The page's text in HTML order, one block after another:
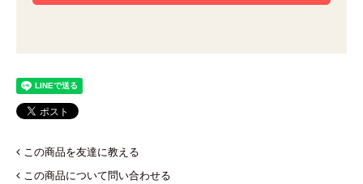
この商品を友達に教える
この商品について問い合わせる